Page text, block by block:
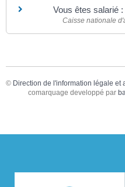
Vous êtes salarié
Caisse nationale
© Direction de l'information légale et
comarquage developpé par